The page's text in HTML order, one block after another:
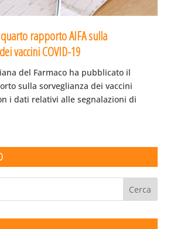
rapporto AIFA sulla
vaccini COVID-19
del Farmaco ha pubblicato il
sulla sorveglianza dei vaccini
i dati relativi alle segnalazioni di